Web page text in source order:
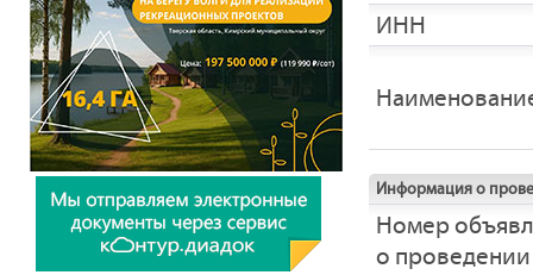
ИНН
Информация о
Номер
о проведении